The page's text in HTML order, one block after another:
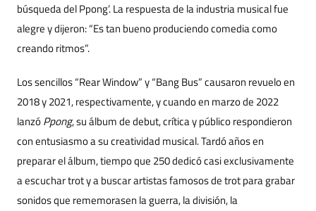
búsqueda del Ppong’. La respuesta de la industria musical fue
alegre y dijeron: “Es tan bueno produciendo comedia como
creando ritmos”.
Los sencillos “Rear Window” y “Bang Bus” causaron revuelo en
2018 y 2021, respectivamente, y cuando en marzo de 2022
lanzóPpong, su álbum de debut, crítica y público respondieron
con entusiasmo a su creatividad musical. Tardó años en
preparar el álbum, tiempo que 250 dedicó casi exclusivamente
a escuchar trot y a buscar artistas famosos de trot para grabar
sonidos que rememorasen la guerra, la división, la